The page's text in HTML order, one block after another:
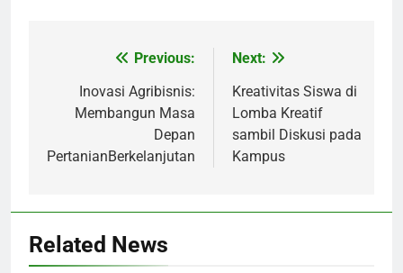
navigation
Previous:
Inovasi Agribisnis:
Membangun Masa
Depan
PertanianBerkelanjutan
Next:
Kreativitas Siswa di
Lomba Kreatif
sambil Diskusi pada
Kampus
Related News